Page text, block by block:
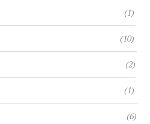
(1)
(10)
(2)
(1)
(6)